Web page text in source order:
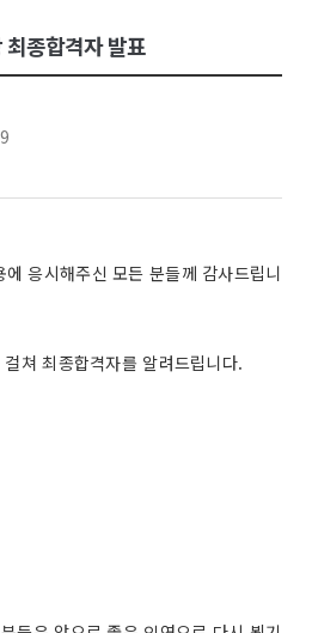
종합격자 발표
응시해주신 모든 분들께 감사드립니
쳐 최종합격자를 알려드립니다.